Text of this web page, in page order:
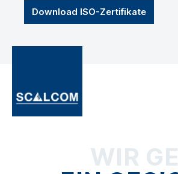
Download ISO-Zertifikate
WIR